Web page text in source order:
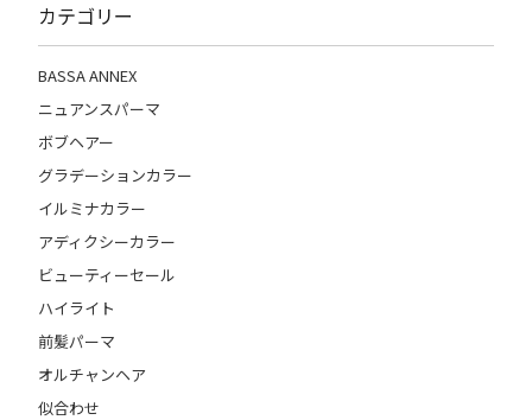
カテゴリー
BASSA ANNEX
ニュアンスパーマ
ボブヘアー
グラデーションカラー
イルミナカラー
アディクシーカラー
ビューティーセール
ハイライト
前髪パーマ
オルチャンヘア
似合わせ